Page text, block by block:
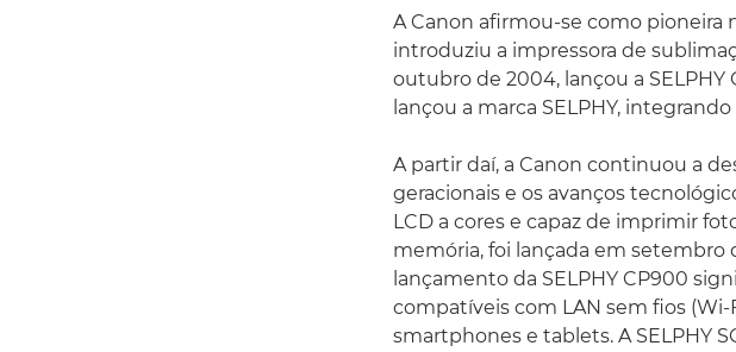
A Canon afirmou-se como pioneira
introduziu a impressora de
outubro de 2004, lançou a SELPHY
lançou a marca SELPHY,
A partir daí, a Canon continuou a
geracionais e os avanços
LCD a cores e capaz de imprimir
memória, foi lançada em setembro
lançamento da SELPHY CP900
compatíveis com LAN sem fios (Wi-
smartphones e tablets. A SELPHY